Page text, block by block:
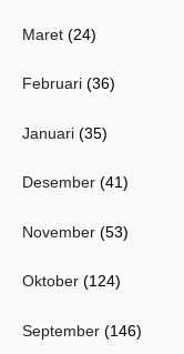
Maret (24)
Februari (36)
Januari (35)
Desember (41)
November (53)
Oktober (124)
September (146)